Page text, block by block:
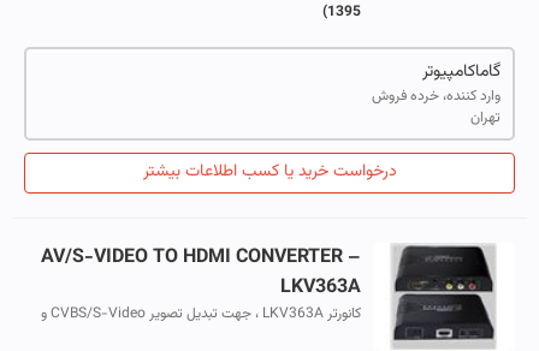
1395)
گاماکامپیوتر
وارد کننده، خرده فروش
تهران
درخواست خرید یا کسب اطلاعات بیشتر
AV/S-VIDEO TO HDMI CONVERTER –
LKV363A
کانورتر LKV363A ، جهت تبدیل تصویر CVBS/S-Video و